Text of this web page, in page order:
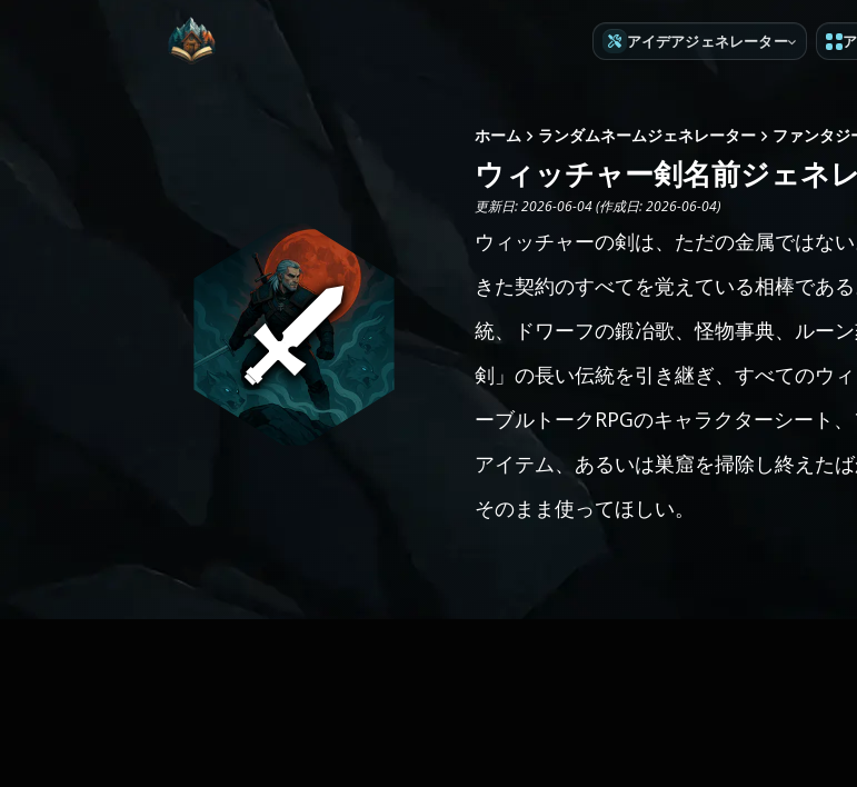
アイデアジェネレーター
ホーム ランダムネームジェネレーター ファンタジ
ウィッチャー剣名前ジェネ
更新日: 2026-06-04 (作成日: 2026-06-04)
ウィッチャーの剣は、ただの金属ではな
きた契約のすべてを覚えている相棒であ
統、ドワーフの鍛冶歌、怪物事典、ルー
剣」の長い伝統を引き継ぎ、すべてのウ
ーブルトークRPGのキャラクターシー
アイテム、あるいは巣窟を掃除し終えた
そのまま使ってほしい。